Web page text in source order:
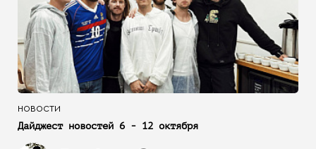
НОВОСТИ
Дайджест новостей 6 - 12 октября